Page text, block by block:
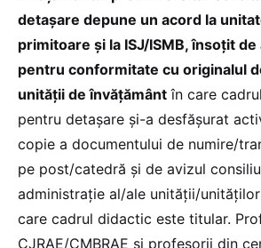
detaşare depune un acord la
primitoare şi la ISJ/ISMB, însoţit
pentru conformitate cu originalul
unităţii de învăţământ în care
pentru detaşare şi-a desfăşurat
copie a documentului de numire/
pe post/catedră şi de avizul
administraţie al/ale unităţii/
care cadrul didactic este titular.
CJRAE/CMBRAE și profesorii din